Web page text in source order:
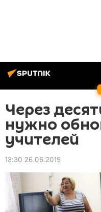
Через
нужно
учителей
13:30 26.06.2019